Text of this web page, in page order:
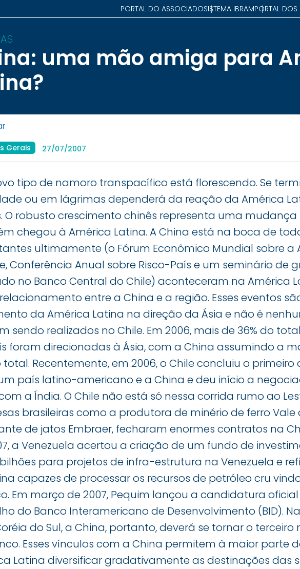
PORTAL DO ASSOCIADOSISTEMA IBRAMPORTAL DOS
uma mão amiga para
Gerais 27/07/2007
tipo de namoro transpacífico está florescendo. Se
ou em lágrimas dependerá da reação da América
O robusto crescimento chinês representa uma
chegou à América Latina. A China está na boca de
ultimamente (o Fórum Econômico Mundial sobre a
Conferência Anual sobre Risco-País e um seminário de
no Banco Central do Chile) aconteceram na América
entre a China e a região. Esses eventos
da América Latina na direção da Ásia e não é
sendo realizados no Chile. Em 2006, mais de 36% do
foram direcionadas à Ásia, com a China assumindo a
total. Recentemente, em 2006, o Chile concluiu o
país latino-americano e a China e deu início a
a Índia. O Chile não está só nessa corrida rumo ao
brasileiras como a produtora de minério de ferro Vale
de jatos Embraer, fecharam enormes contratos na
a Venezuela acertou a criação de um fundo de
bilhões para projetos de infra-estrutura na Venezuela e
capazes de processar os recursos de petróleo cru
Em março de 2007, Pequim lançou a candidatura
do Banco Interamericano de Desenvolvimento (BID).
do Sul, a China, portanto, deverá se tornar o
Esses vínculos com a China permitem à maior parte
Latina diversificar gradativamente as destinações das